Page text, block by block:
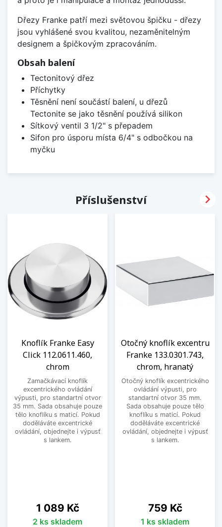
Dřezy Franke patří mezi světovou špičku - dřezy
jsou vyhlášené svou kvalitou, nezaměnitelným
designem a špičkovým zpracováním.
Obsah balení
Tectonitový dřez
Příchytky
Těsnění není součástí balení, u dřezů
Tectonite se jako těsnění používá silikon
Sítkový ventil 3 1/2" s přepadem
Sifon pro úsporu místa 6/4" s odbočkou na
myčku
Příslušenství
Knoflík Franke Easy
Click 112.0611.460,
chrom
Zamačkávací knoflík
excentrického ovládání
výpusti, pro standartní otvor
35 mm. Sada obsahuje pouze
tělo knoflíku s maticí. Pokud
doděláváte excentrické
ovládání, objednejte i výpusť
s lankem.
Cena
1 089 Kč
2 ks skladem
Otočný knoflík excentru
Franke 133.0301.743,
chrom, hranatý
Otočný knoflík excentrického
ovládání výpusti, pro
standartní otvor 35 mm.
Sada obsahuje pouze tělo
knoflíku s maticí. Pokud
doděláváte excentrické
ovládání, objednejte i výpusť
s lankem.
Cena
759 Kč
1 ks skladem
